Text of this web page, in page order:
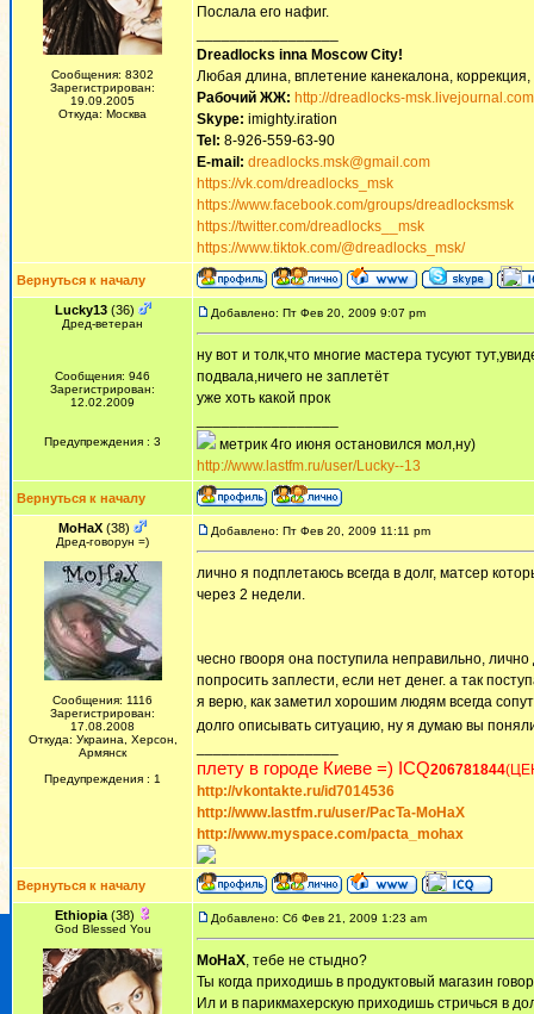
Сообщения: 8302
Зарегистрирован:
19.09.2005
Откуда: Москва
Послала его нафиг.
Dreadlocks inna Moscow Сity!
Любая длина, вплетение канекалона,
Рабочий ЖЖ: http://dreadlocks-
Skype: imighty.iration
Tel: 8-926-559-63-90
E-mail: dreadlocks.msk@gmail.com
https://vk.com/dreadlocks_msk
https://www.facebook.com/groups/dreadlocksmsk
https://twitter.com/dreadlocks__msk
https://www.tiktok.com/@dreadlocks_msk/
Вернуться к началу
Lucky13(36)
Дред-ветеран
Сообщения: 946
Зарегистрирован:
12.02.2009
Предупреждения : 3
Добавлено: Пт Фев 20, 2009 9:07 pm
ну вот и толк,что многие мастера тусуют
подвала,ничего не заплетёт
уже хоть какой прок
метрик 4го июня остановился мол,ну)
http://www.lastfm.ru/user/Lucky--13
Вернуться к началу
MoHaX (38)
Дред-говорун =)
Сообщения: 1116
Зарегистрирован:
17.08.2008
Откуда: Украина, Херсон,
Армянск
Предупреждения : 1
Добавлено: Пт Фев 20, 2009 11:11 pm
лично я подплетаюсь всегда в долг, матсер
через 2 недели.
чесно гвооря она поступила неправильно,
попросить заплести, если нет денег. а так
я верю, как заметил хорошим людям всегда
долго описывать ситуацию, ну я думаю вы
плету в городе Киеве =) ICQ206781844
http://vkontakte.ru/id7014536
http://www.lastfm.ru/user/PacTa-MoHaX
http://www.myspace.com/pacta_mohax
Вернуться к началу
Ethiopia(38)
God Blessed You
Добавлено: Сб Фев 21, 2009 1:23 am
MoHaX, тебе не стыдно?
Ты когда приходишь в продуктовый магазин
Ил и в парикмахерскую приходишь стричься в